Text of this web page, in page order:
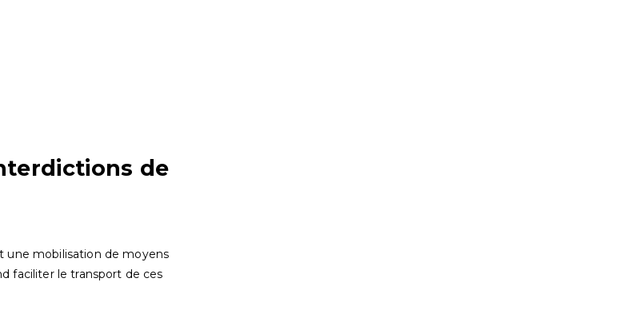
de
une mobilisation de moyens
faciliter le transport de ces